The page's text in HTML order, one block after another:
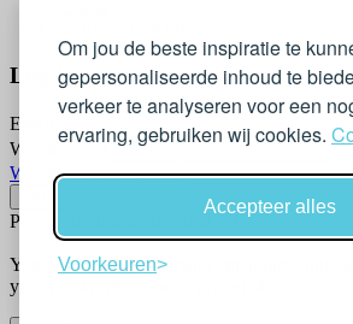
Om jou de beste inspiratie te
gepersonaliseerde inhoud te
verkeer te analyseren voor een
ervaring, gebruiken wij cookies.
Accepteer alles
Voorkeuren
Log In
Email
Wachtwoord
Wachtwoord vergeten?
Please confirm login email below
You will receive an email containing a link
your password to a new preferred one.